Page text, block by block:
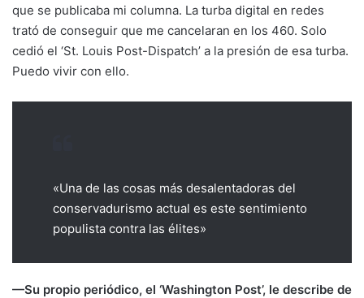
que se publicaba mi columna. La turba digital en redes
trató de conseguir que me cancelaran en los 460. Solo
cedió el ‘St. Louis Post-Dispatch’ a la presión de esa turba.
Puedo vivir con ello.
«Una de las cosas más desalentadoras del
conservadurismo actual es este sentimiento
populista contra las élites»
—Su propio periódico, el ‘Washington Post’, le describe de